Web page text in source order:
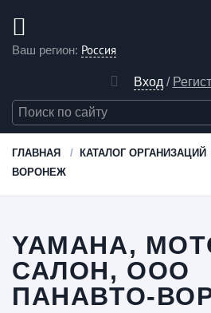
Ваш регион: Россия
Вход /
ГЛАВНАЯ КАТАЛОГ ОРГАНИЗАЦИЙ
ВОРОНЕЖ
YAMAHA,
САЛОН, ООО
ПАНАВТО-